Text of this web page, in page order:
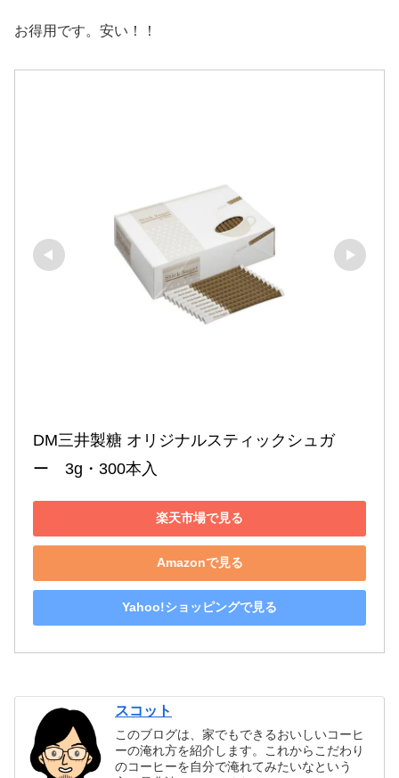
お得用です。安い！！
DM三井製糖 オリジナルスティックシュガ
ー　3g・300本入
楽天市場で見る
Amazonで見る
Yahoo!ショッピングで見る
スコット
このブログは、家でもできるおいしいコーヒ
ーの淹れ方を紹介します。これからこだわり
のコーヒーを自分で淹れてみたいなという